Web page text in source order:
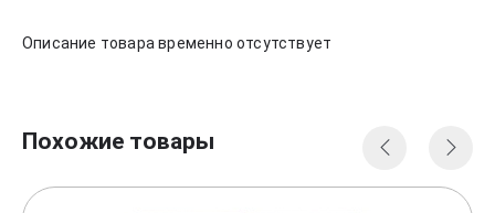
Описание товара временно отсутствует
Похожие товары